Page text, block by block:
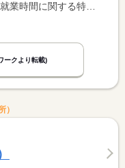
就業時間１ 10時30分〜17時00分 就業時間に関する特記事項 ＊休憩時間は就業時間に応じて法定どおり付与します。 <BR> ＊勤務時間、勤務日はご相談ください。
ークより転載)
）